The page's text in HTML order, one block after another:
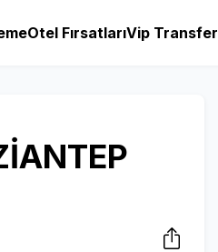
Otel FırsatlarıVip Transfer